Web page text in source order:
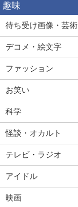
趣味
待ち受け画像・芸術
デコメ・絵文字
ファッション
お笑い
科学
怪談・オカルト
テレビ・ラジオ
アイドル
映画